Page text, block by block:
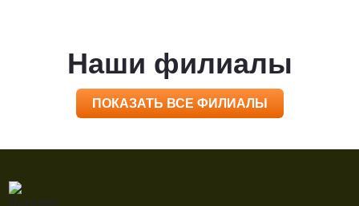
Наши филиалы
ПОКАЗАТЬ ВСЕ ФИЛИАЛЫ